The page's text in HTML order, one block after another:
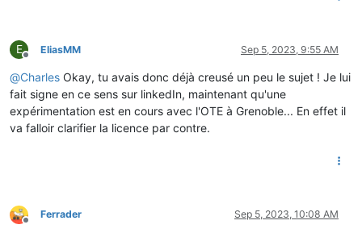
E
Offline
EliasMM Sep 5, 2023, 9:55 AM
@Charles Okay, tu avais donc déjà creusé un peu le sujet ! Je lui
fait signe en ce sens sur linkedIn, maintenant qu'une
expérimentation est en cours avec l'OTE à Grenoble... En effet il
va falloir clarifier la licence par contre.
Offline
Ferrader Sep 5, 2023, 10:08 AM